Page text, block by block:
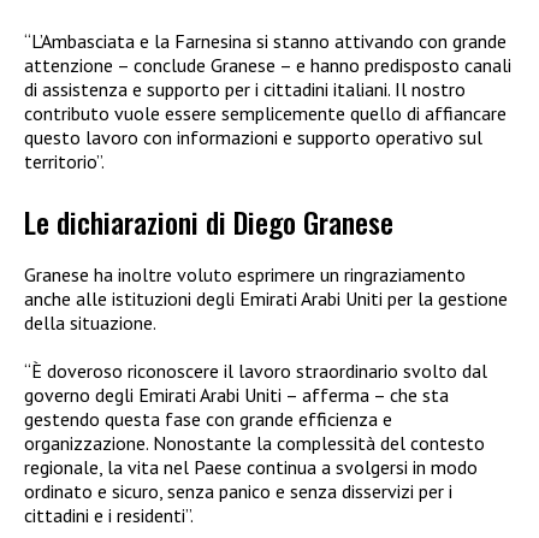
“L’Ambasciata e la Farnesina si stanno attivando con grande
attenzione – conclude Granese – e hanno predisposto canali
di assistenza e supporto per i cittadini italiani. Il nostro
contributo vuole essere semplicemente quello di affiancare
questo lavoro con informazioni e supporto operativo sul
territorio”.
Le dichiarazioni di Diego Granese
Granese ha inoltre voluto esprimere un ringraziamento
anche alle istituzioni degli Emirati Arabi Uniti per la gestione
della situazione.
“È doveroso riconoscere il lavoro straordinario svolto dal
governo degli Emirati Arabi Uniti – afferma – che sta
gestendo questa fase con grande efficienza e
organizzazione. Nonostante la complessità del contesto
regionale, la vita nel Paese continua a svolgersi in modo
ordinato e sicuro, senza panico e senza disservizi per i
cittadini e i residenti”.